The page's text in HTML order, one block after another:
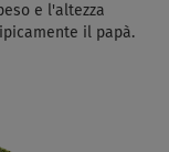
e l'altezza
il papà.